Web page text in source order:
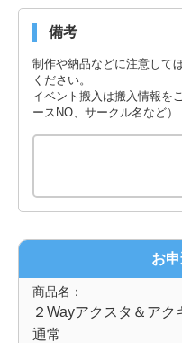
備考
制作や納品などに注意して
ください。
イベント搬入は搬入情報を
ースNO、サークル名など）
お
商品名：
２Wayアクスタ＆
通常